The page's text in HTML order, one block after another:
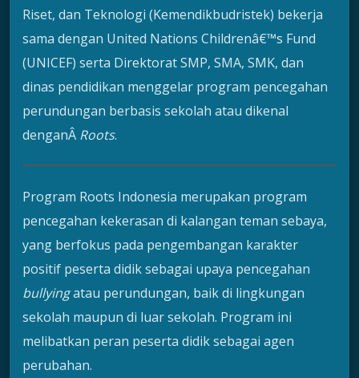
Riset, dan Teknologi (Kemendikbudristek) bekerja
sama dengan United Nations Childrenâ€™s Fund
(UNICEF) serta Direktorat SMP, SMA, SMK, dan
dinas pendidikan menggelar program pencegahan
perundungan berbasis sekolah atau dikenal
denganÂ Roots.
Program Roots Indonesia merupakan program
pencegahan kekerasan di kalangan teman sebaya,
yang berfokus pada pengembangan karakter
positif peserta didik sebagai upaya pencegahan
bullyingatau perundungan, baik di lingkungan
sekolah maupun di luar sekolah. Program ini
melibatkan peran peserta didik sebagai agen
perubahan.